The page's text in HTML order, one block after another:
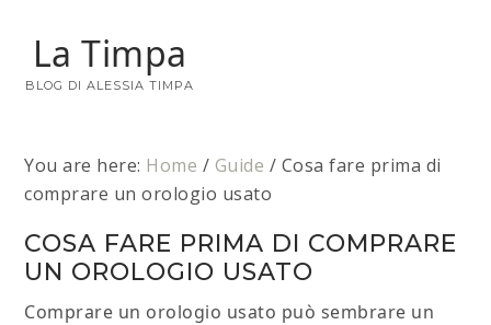
La Timpa
BLOG DI ALESSIA TIMPA
You are here: Home / Guide / Cosa fare prima di
comprare un orologio usato
COSA FARE PRIMA DI COMPRARE
UN OROLOGIO USATO
Comprare un orologio usato può sembrare un